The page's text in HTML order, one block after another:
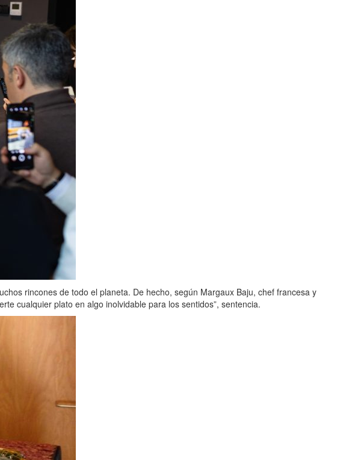
rincones de todo el planeta. De hecho, según Margaux Baju, chef francesa y
cualquier plato en algo inolvidable para los sentidos”, sentencia.